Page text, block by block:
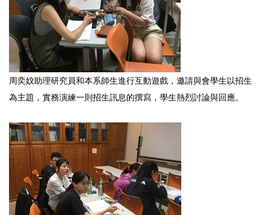
周奕妏助理研究員和本系師生進行互動遊戲，邀請與會學生以招生
為主題，實務演練一則招生訊息的撰寫，學生熱烈討論與回應。